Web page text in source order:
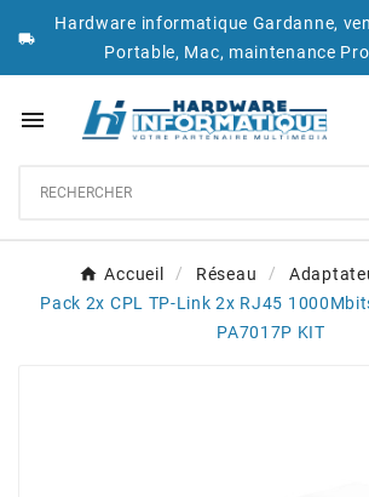

Hardware informatique Gardanne,
Portable, Mac, maintenance

Accueil Réseau
Pack 2x CPL TP-Link 2x RJ45
PA7017P KIT